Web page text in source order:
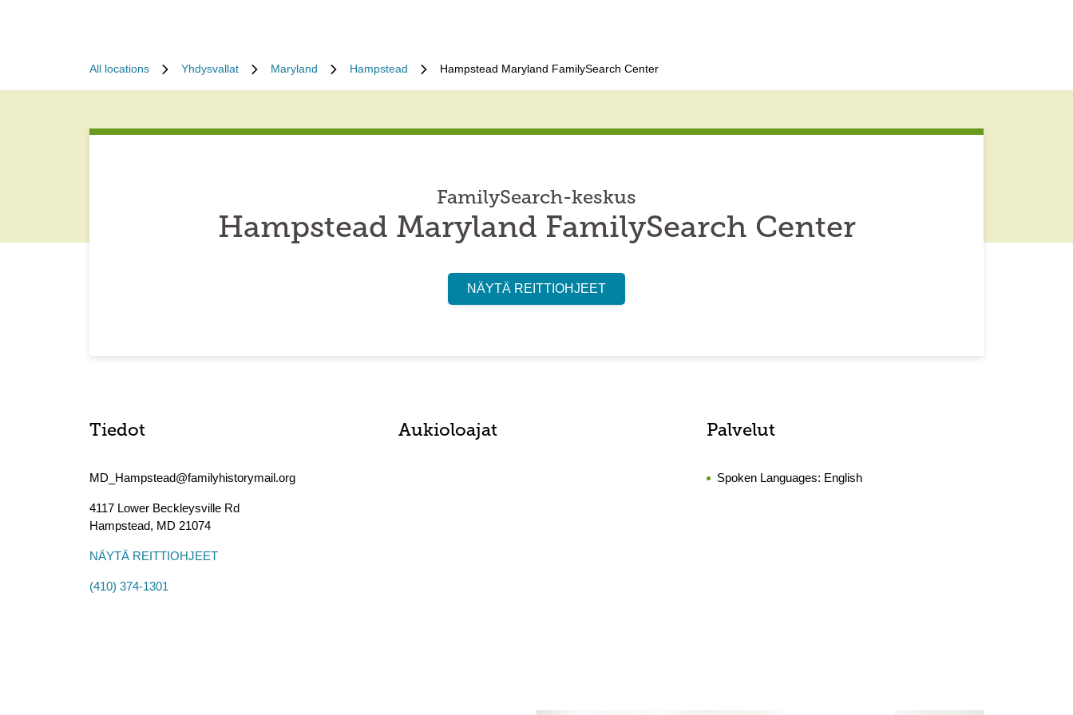
All locations Yhdysvallat Maryland Hampstead Hampstead Maryland FamilySearch Center
FamilySearch-keskus
Hampstead Maryland FamilySearch Center
NÄYTÄ REITTIOHJEET
Tiedot
MD_Hampstead@familyhistorymail.org
4117 Lower Beckleysville Rd
Hampstead, MD 21074
NÄYTÄ REITTIOHJEET
(410) 374-1301
Aukioloajat Palvelut
Spoken Languages: English